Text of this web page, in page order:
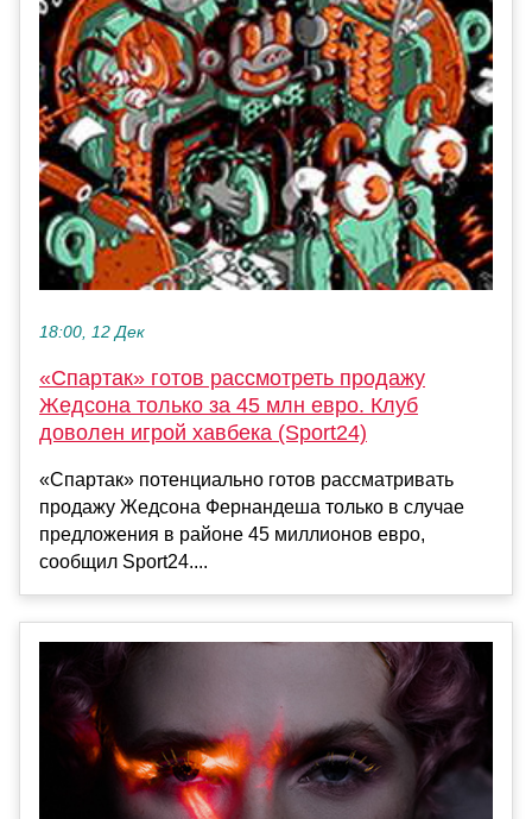
18:00, 12 Дек
«Спартак» готов рассмотреть продажу
Жедсона только за 45 млн евро. Клуб
доволен игрой хавбека (Sport24)
«Спартак» потенциально готов рассматривать
продажу Жедсона Фернандеша только в случае
предложения в районе 45 миллионов евро,
сообщил Sport24....